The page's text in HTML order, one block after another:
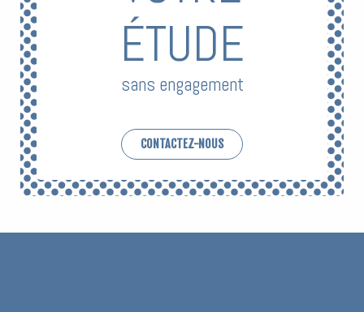
ÉTUDE
sans engagement
CONTACTEZ-NOUS